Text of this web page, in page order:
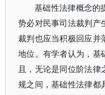
基础性法律概念的
势必对民事司法裁判产
裁判也应当积极回应并
地位。有学者认为，基
且，无论是同位阶法
规之间，基础性法律都